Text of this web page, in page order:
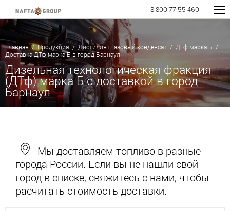
8 800 77 55 460
Главная/Продукция/Дистиллят газовый конденсат / ДТф марка Б /
Доставка ДТф марка Б в город Барнаул
Дизельная технологическая фракция
(ДТф) марка Б с доставкой в город
Барнаул
Мы доставляем топливо в разные
города России. Если вы не нашли свой
город в списке, свяжитесь с нами, чтобы
расчитать стоимость доставки.